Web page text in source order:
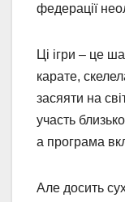
федерації
Ці ігри – це
карате,
засяяти на
участь
а програма
Але досить